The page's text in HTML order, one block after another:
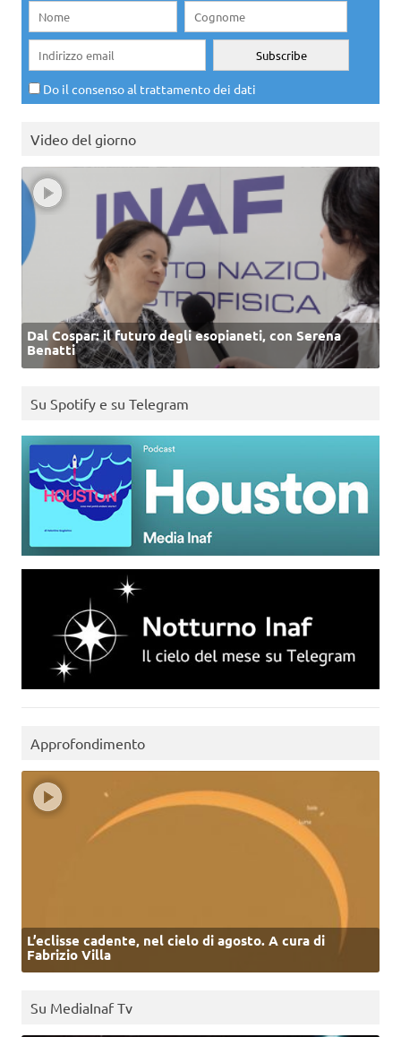
Do il consenso al trattamento dei dati
Video del giorno
Dal Cospar: il futuro degli esopianeti, con Serena
Benatti
Su Spotify e su Telegram
Approfondimento
L’eclisse cadente, nel cielo di agosto. A cura di
Fabrizio Villa
Su MediaInaf Tv